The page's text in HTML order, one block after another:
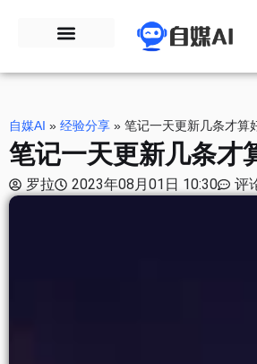
自媒AI » 经验分享 » 笔记一天更新几条才算
笔记一天更新几条才
罗拉 2023年08月01日 10:30 评